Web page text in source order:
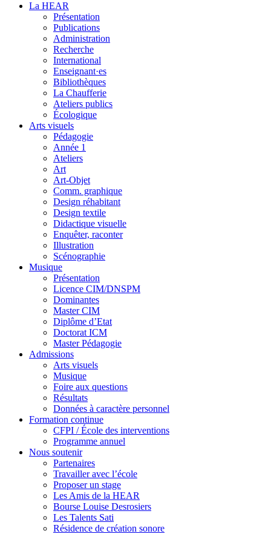
La HEAR
Présentation
Publications
Administration
Recherche
International
Enseignant·es
Bibliothèques
La Chaufferie
Ateliers publics
Écologique
Arts visuels
Pédagogie
Année 1
Ateliers
Art
Art-Objet
Comm. graphique
Design réhabitant
Design textile
Didactique visuelle
Enquêter, raconter
Illustration
Scénographie
Musique
Présentation
Licence CIM/DNSPM
Dominantes
Master CIM
Diplôme d’Etat
Doctorat ICM
Master Pédagogie
Admissions
Arts visuels
Musique
Foire aux questions
Résultats
Données à caractère personnel
Formation continue
CFPI / École des interventions
Programme annuel
Nous soutenir
Partenaires
Travailler avec l’école
Proposer un stage
Les Amis de la HEAR
Bourse Louise Desrosiers
Les Talents Sati
Résidence de création sonore